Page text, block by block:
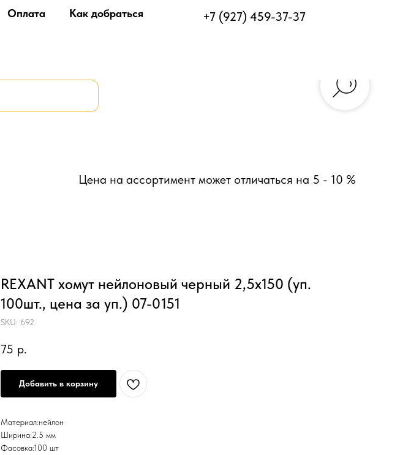
+7 (927) 459-37-37
Оплата Как добраться
Цена на ассортимент может отличаться на 5 - 10 %
REXANT хомут нейлоновый черный 2,5х150 (уп.
100шт., цена за уп.) 07-0151
SKU: 692
75 р.
Добавить в корзину
Материал:нейлон
Ширина:2.5 мм
Фасовка:100 шт